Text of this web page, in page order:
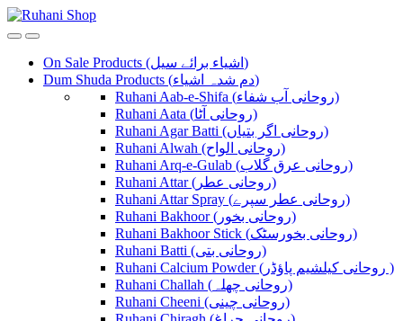
Skip
to
Skip
to
On Sale Products (اشیاء برائے سیل)
Dum Shuda Products (دم شدہ اشیاء)
Ruhani Aab-e-Shifa (روحانی آب شفاء)
Ruhani Aata (روحانی آٹا)
Ruhani Agar Batti (روحانی اگر بتیاں)
Ruhani Alwah (روحانی الواح)
Ruhani Arq-e-Gulab (روحانی عرق گلاب)
Ruhani Attar (روحانی عطر)
Ruhani Attar Spray (روحانی عطر سپرے)
Ruhani Bakhoor (روحانی بخور)
Ruhani Bakhoor Stick (روحانی بخورسٹک)
Ruhani Batti (روحانی بتی)
Ruhani Calcium Powder (روحانی کیلشیم پاؤڈر )
Ruhani Challah (روحانی چھلہ)
Ruhani Cheeni (روحانی چینی)